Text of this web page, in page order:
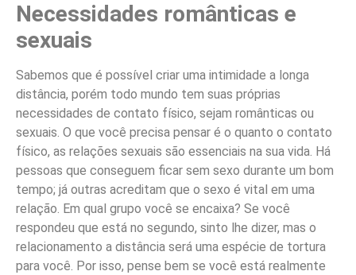
Necessidades românticas e
sexuais
Sabemos que é possível criar uma intimidade a longa
distância, porém todo mundo tem suas próprias
necessidades de contato físico, sejam românticas ou
sexuais. O que você precisa pensar é o quanto o contato
físico, as relações sexuais são essenciais na sua vida. Há
pessoas que conseguem ficar sem sexo durante um bom
tempo; já outras acreditam que o sexo é vital em uma
relação. Em qual grupo você se encaixa? Se você
respondeu que está no segundo, sinto lhe dizer, mas o
relacionamento a distância será uma espécie de tortura
para você. Por isso, pense bem se você está realmente